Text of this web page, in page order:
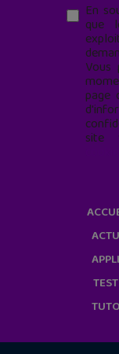
En
que
Vous
page
site